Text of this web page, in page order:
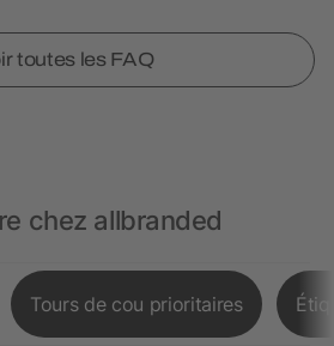
toutes les FAQ
chez allbranded
Tours de cou prioritaires